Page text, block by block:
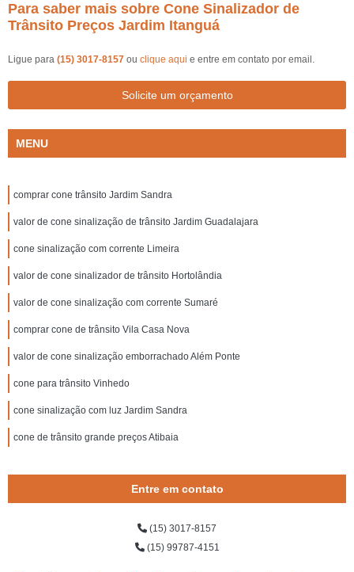
Para saber mais sobre Cone Sinalizador de
Trânsito Preços Jardim Itanguá
Ligue para (15) 3017-8157 ou clique aqui e entre em contato por email.
Solicite um orçamento
MENU
comprar cone trânsito Jardim Sandra
valor de cone sinalização de trânsito Jardim Guadalajara
cone sinalização com corrente Limeira
valor de cone sinalizador de trânsito Hortolândia
valor de cone sinalização com corrente Sumaré
comprar cone de trânsito Vila Casa Nova
valor de cone sinalização emborrachado Além Ponte
cone para trânsito Vinhedo
cone sinalização com luz Jardim Sandra
cone de trânsito grande preços Atibaia
Entre em contato
(15) 3017-8157
(15) 99787-4151